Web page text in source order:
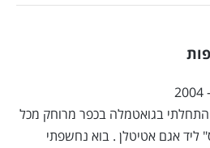
בגואטמלה בכפר מרוחק מכל
ליד אגם אטיטלן . בוא נחשפתי